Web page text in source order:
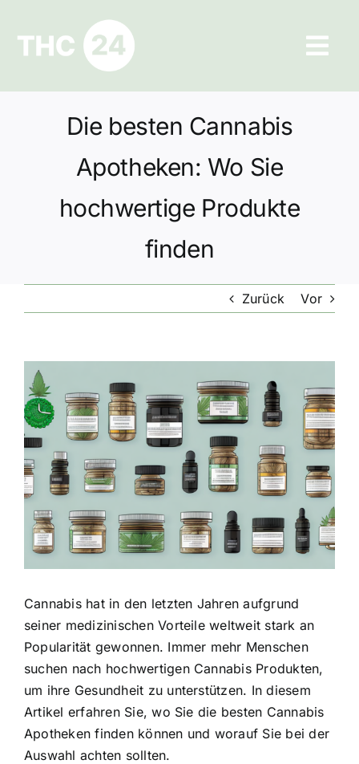
springen
Ratgeber
Datenschutz
Die besten Cannabis
Apotheken: Wo Sie
hochwertige Produkte
finden
Zurück Vor
Zeige
grösseres
Bild
Cannabis hat in den letzten Jahren aufgrund
seiner medizinischen Vorteile weltweit stark an
Popularität gewonnen. Immer mehr Menschen
suchen nach hochwertigen Cannabis Produkten,
um ihre Gesundheit zu unterstützen. In diesem
Artikel erfahren Sie, wo Sie die besten Cannabis
Apotheken finden können und worauf Sie bei der
Auswahl achten sollten.